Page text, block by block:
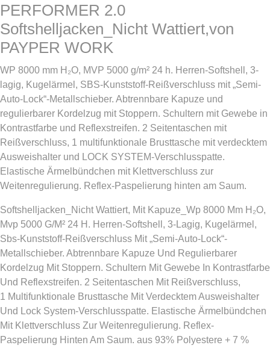
PERFORMER 2.0
Softshelljacken_Nicht Wattiert,von
PAYPER WORK
WP 8000 mm H₂O, MVP 5000 g/m² 24 h. Herren-Softshell, 3-
lagig, Kugelärmel, SBS-Kunststoff-Reißverschluss mit „Semi-
Auto-Lock“-Metallschieber. Abtrennbare Kapuze und
regulierbarer Kordelzug mit Stoppern. Schultern mit Gewebe in
Kontrastfarbe und Reflexstreifen. 2 Seitentaschen mit
Reißverschluss, 1 multifunktionale Brusttasche mit verdecktem
Ausweishalter und LOCK SYSTEM-Verschlusspatte.
Elastische Ärmelbündchen mit Klettverschluss zur
Weitenregulierung. Reflex-Paspelierung hinten am Saum.
Softshelljacken_Nicht Wattiert, Mit Kapuze_Wp 8000 Mm H₂O,
Mvp 5000 G/M² 24 H. Herren-Softshell, 3-Lagig, Kugelärmel,
Sbs-Kunststoff-Reißverschluss Mit „Semi-Auto-Lock“-
Metallschieber. Abtrennbare Kapuze Und Regulierbarer
Kordelzug Mit Stoppern. Schultern Mit Gewebe In Kontrastfarbe
Und Reflexstreifen. 2 Seitentaschen Mit Reißverschluss,
1 Multifunktionale Brusttasche Mit Verdecktem Ausweishalter
Und Lock System-Verschlusspatte. Elastische Ärmelbündchen
Mit Klettverschluss Zur Weitenregulierung. Reflex-
Paspelierung Hinten Am Saum. aus 93% Polyestere + 7 %